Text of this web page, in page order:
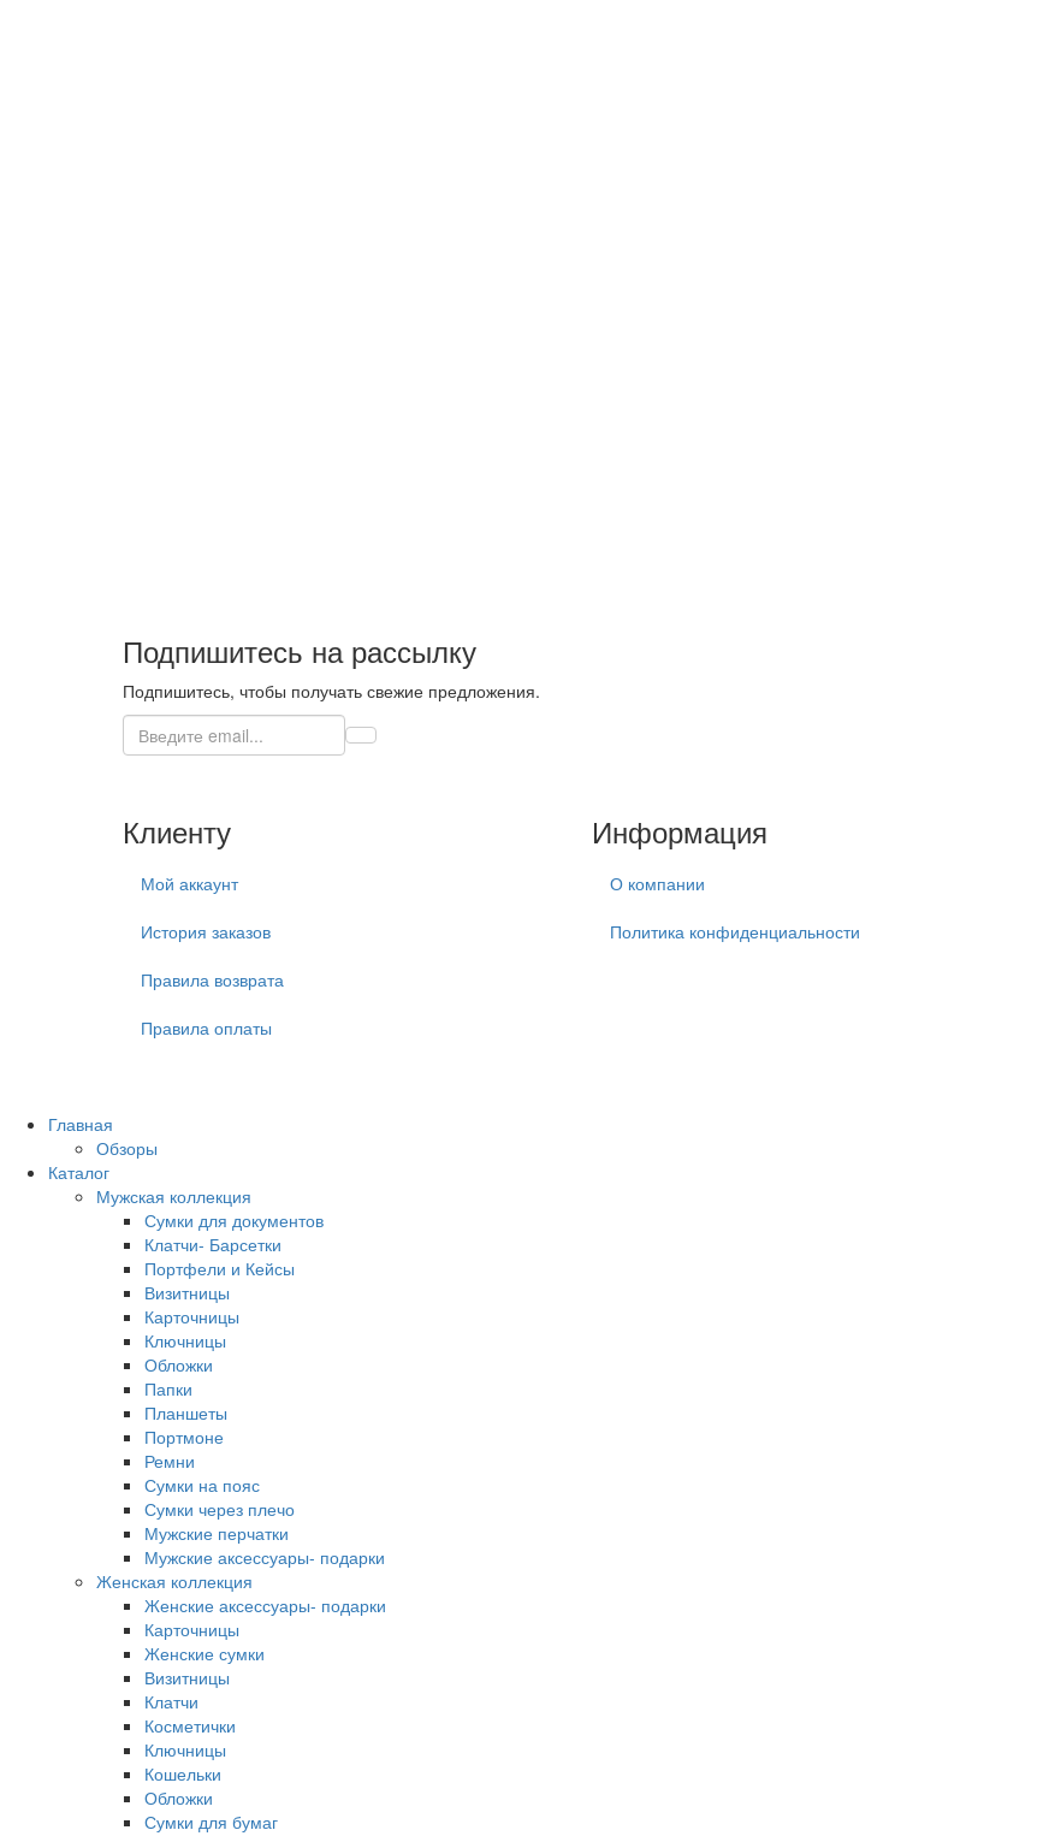
Подпишитесь на рассылку
Подпишитесь, чтобы получать свежие предложения.
Клиенту
Мой аккаунт
История заказов
Правила возврата
Правила оплаты
Информация
О компании
Политика конфиденциальности
Главная
Обзоры
Каталог
Мужская коллекция
Сумки для документов
Клатчи- Барсетки
Портфели и Кейсы
Визитницы
Карточницы
Ключницы
Обложки
Папки
Планшеты
Портмоне
Ремни
Сумки на пояс
Сумки через плечо
Мужские перчатки
Мужские аксессуары- подарки
Женская коллекция
Женские аксессуары- подарки
Карточницы
Женские сумки
Визитницы
Клатчи
Косметички
Ключницы
Кошельки
Обложки
Сумки для бумаг